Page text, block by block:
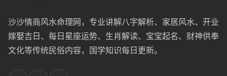
沙沙情商风水命理网，专业讲解八字解析、家居风水、开业
嫁娶吉日、每日星座运势、生肖解读、宝宝起名、财神供奉
文化等传统民俗内容，国学知识每日更新。